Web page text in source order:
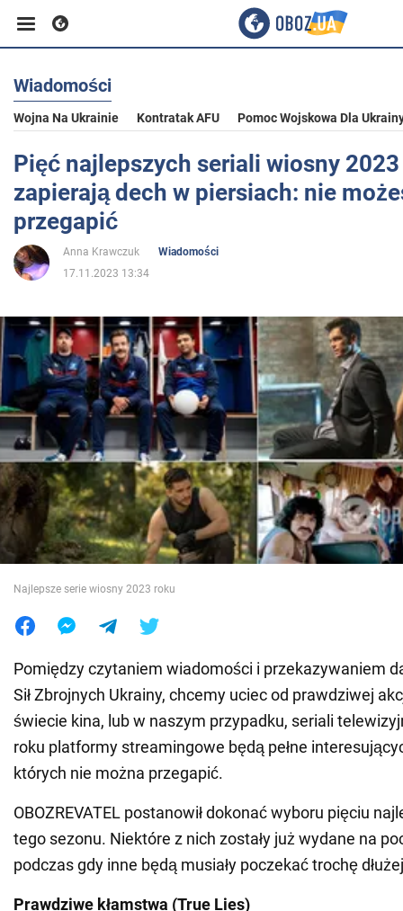
Biznes
Sport
Życie
Polityka
Społeczeństwo
Wojna na Ukrainie
Świat
Jedzenie
Wiadomości
Wojna Na Ukrainie Kontratak AFU Pomoc Wojskowa Dla
Pięć najlepszych seriali wiosny
zapierają dech w piersiach: nie
przegapić
Anna Krawczuk
Wiadomości
17.11.2023 13:34
Najlepsze serie wiosny 2023 roku
Pomiędzy czytaniem wiadomości i przekazywaniem
Sił Zbrojnych Ukrainy, chcemy uciec od prawdziwej
świecie kina, lub w naszym przypadku, seriali
roku platformy streamingowe będą pełne
których nie można przegapić.
OBOZREVATEL postanowił dokonać wyboru pięciu
tego sezonu. Niektóre z nich zostały już wydane na
podczas gdy inne będą musiały poczekać trochę
Prawdziwe kłamstwa (True Lies)